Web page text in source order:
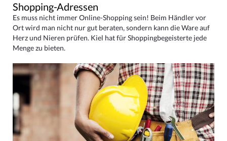
Shopping-Adressen
Es muss nicht immer Online-Shopping sein! Beim Händler vor
Ort wird man nicht nur gut beraten, sondern kann die Ware auf
Herz und Nieren prüfen. Kiel hat für Shoppingbegeisterte jede
Menge zu bieten.